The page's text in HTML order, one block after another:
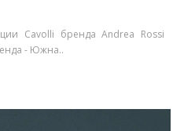
Cavolli бренда Andrea Rossi
- Южна..